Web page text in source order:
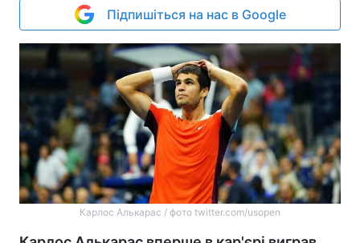
Підпишіться на нас в Google
Карлос Алькарас / фото twitter.com/usopen